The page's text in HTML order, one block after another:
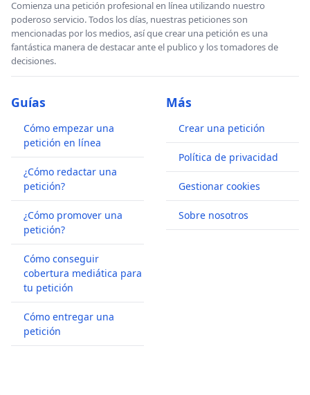
Comienza una petición profesional en línea utilizando nuestro
poderoso servicio. Todos los días, nuestras peticiones son
mencionadas por los medios, así que crear una petición es una
fantástica manera de destacar ante el publico y los tomadores de
decisiones.
Guías
Cómo empezar una
petición en línea
¿Cómo redactar una
petición?
¿Cómo promover una
petición?
Cómo conseguir
cobertura mediática para
tu petición
Cómo entregar una
petición
Más
Crear una petición
Política de privacidad
Gestionar cookies
Sobre nosotros